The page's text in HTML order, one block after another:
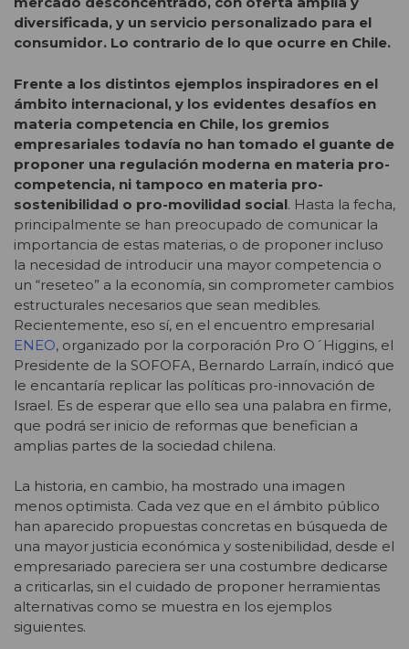
diversificada, y un servicio personalizado para el
consumidor. Lo contrario de lo que ocurre en Chile.
Frente a los distintos ejemplos inspiradores en el
ámbito internacional, y los evidentes desafíos en
materia competencia en Chile, los gremios
empresariales todavía no han tomado el guante de
proponer una regulación moderna en materia pro-
competencia, ni tampoco en materia pro-
sostenibilidad o pro-movilidad social. Hasta la fecha,
principalmente se han preocupado de comunicar la
importancia de estas materias, o de proponer incluso
la necesidad de introducir una mayor competencia o
un “reseteo” a la economía, sin comprometer cambios
estructurales necesarios que sean medibles.
Recientemente, eso sí, en el encuentro empresarial
ENEO, organizado por la corporación Pro O´Higgins, el
Presidente de la SOFOFA, Bernardo Larraín, indicó que
le encantaría replicar las políticas pro-innovación de
Israel. Es de esperar que ello sea una palabra en firme,
que podrá ser inicio de reformas que benefician a
amplias partes de la sociedad chilena.
La historia, en cambio, ha mostrado una imagen
menos optimista. Cada vez que en el ámbito público
han aparecido propuestas concretas en búsqueda de
una mayor justicia económica y sostenibilidad, desde el
empresariado pareciera ser una costumbre dedicarse
a criticarlas, sin el cuidado de proponer herramientas
alternativas como se muestra en los ejemplos
siguientes.